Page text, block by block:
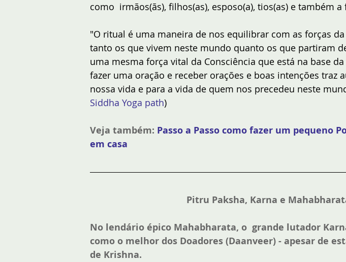
como  irmãos(ãs), filhos(as), esposo(a), tios(as) e também
"O ritual é uma maneira de nos equilibrar com as forças
tanto os que vivem neste mundo quanto os que partiram
uma mesma força vital da Consciência que está na base
fazer uma oração e receber orações e boas intenções traz
nossa vida e para a vida de quem nos precedeu neste
Siddha Yoga path)
Veja também: Passo a Passo como fazer um pequeno
em casa
Pitru Paksha, Karna e
No lendário épico Mahabharata, o  grande lutador
como o melhor dos Doadores (Daanveer) - apesar de
de Krishna.